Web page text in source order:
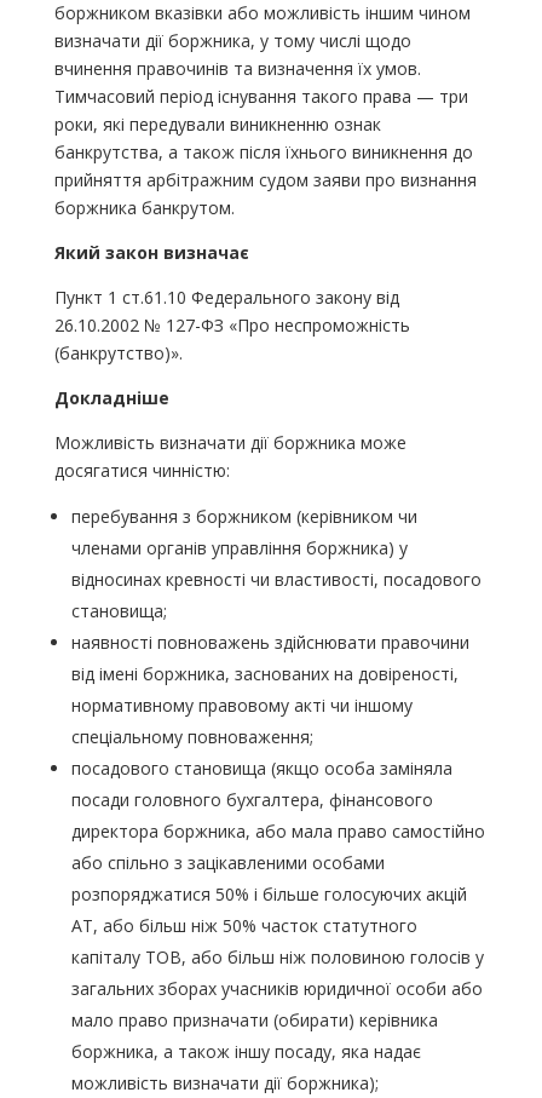
боржником вказівки або можливість іншим чином
визначати дії боржника, у тому числі щодо
вчинення правочинів та визначення їх умов.
Тимчасовий період існування такого права — три
роки, які передували виникненню ознак
банкрутства, а також після їхнього виникнення до
прийняття арбітражним судом заяви про визнання
боржника банкрутом.
Який закон визначає
Пункт 1 ст.61.10 Федерального закону від
26.10.2002 № 127-ФЗ «Про неспроможність
(банкрутство)».
Докладніше
Можливість визначати дії боржника може
досягатися чинністю:
перебування з боржником (керівником чи
членами органів управління боржника) у
відносинах кревності чи властивості, посадового
становища;
наявності повноважень здійснювати правочини
від імені боржника, заснованих на довіреності,
нормативному правовому акті чи іншому
спеціальному повноваження;
посадового становища (якщо особа заміняла
посади головного бухгалтера, фінансового
директора боржника, або мала право самостійно
або спільно з зацікавленими особами
розпоряджатися 50% і більше голосуючих акцій
АТ, або більш ніж 50% часток статутного
капіталу ТОВ, або більш ніж половиною голосів у
загальних зборах учасників юридичної особи або
мало право призначати (обирати) керівника
боржника, а також іншу посаду, яка надає
можливість визначати дії боржника);